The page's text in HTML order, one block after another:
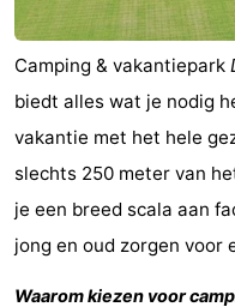
Ginsterveld
Julianahoeve
-
Livingstone
-
Port
Greve
-
Port
Zélande
-
Resort
-
Camping & vakantiepark
biedt alles wat je nodig
vakantie met het hele
slechts 250 meter van
je een breed scala aan
jong en oud zorgen voor
Waarom kiezen voor